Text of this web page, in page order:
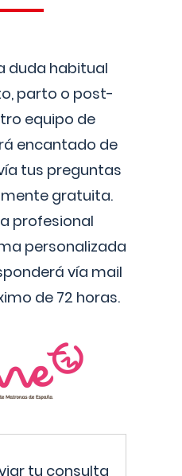
duda habitual
parto o post-
equipo de
encantado de
tus preguntas
gratuita.
profesional
personalizada
vía mail
de 72 horas.
tu consulta